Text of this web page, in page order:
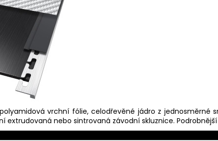
vrchní fólie, celodřevěné jádro z
extrudovaná nebo sintrovaná závodní skluznice.